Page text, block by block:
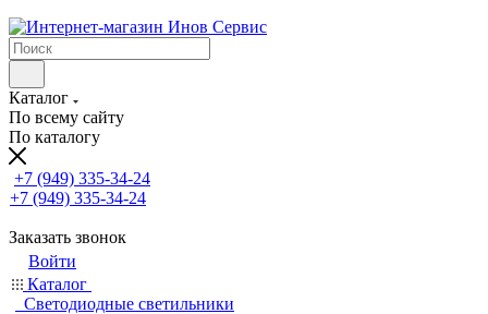
Каталог
По всему сайту
По каталогу
+7 (949) 335-34-24
+7 (949) 335-34-24
Заказать звонок
Войти
Каталог
Светодиодные светильники